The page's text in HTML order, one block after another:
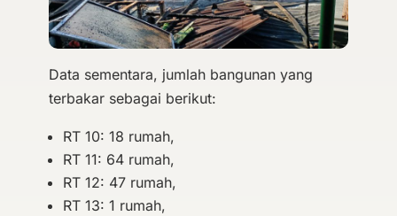
Data sementara, jumlah bangunan yang
terbakar sebagai berikut:
RT 10: 18 rumah,
RT 11: 64 rumah,
RT 12: 47 rumah,
RT 13: 1 rumah,